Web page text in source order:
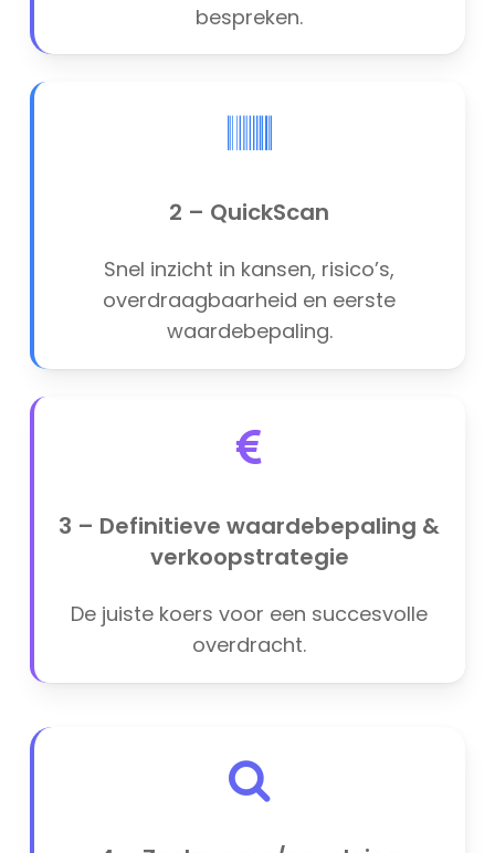
bespreken.
2 – QuickScan
Snel inzicht in kansen, risico’s,
overdraagbaarheid en eerste
waardebepaling.
3 – Definitieve waardebepaling &
verkoopstrategie
De juiste koers voor een succesvolle
overdracht.